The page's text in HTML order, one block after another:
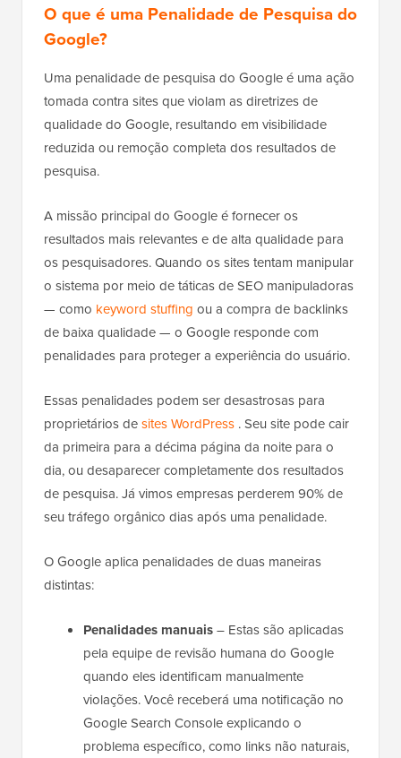
O que é uma Penalidade de Pesquisa do
Google?
Uma penalidade de pesquisa do Google é uma ação
tomada contra sites que violam as diretrizes de
qualidade do Google, resultando em visibilidade
reduzida ou remoção completa dos resultados de
pesquisa.
A missão principal do Google é fornecer os
resultados mais relevantes e de alta qualidade para
os pesquisadores. Quando os sites tentam manipular
o sistema por meio de táticas de SEO manipuladoras
— como keyword stuffing ou a compra de backlinks
de baixa qualidade — o Google responde com
penalidades para proteger a experiência do usuário.
Essas penalidades podem ser desastrosas para
proprietários desites WordPress . Seu site pode cair
da primeira para a décima página da noite para o
dia, ou desaparecer completamente dos resultados
de pesquisa. Já vimos empresas perderem 90% de
seu tráfego orgânico dias após uma penalidade.
O Google aplica penalidades de duas maneiras
distintas:
Penalidades manuais– Estas são aplicadas
pela equipe de revisão humana do Google
quando eles identificam manualmente
violações. Você receberá uma notificação no
Google Search Console explicando o
problema específico, como links não naturais,